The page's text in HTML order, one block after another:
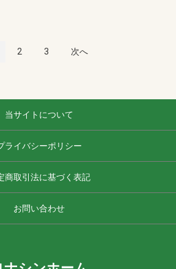
2 3 次へ
当サイトについて
ライバシーポリシー
商取引法に基づく表記
お問い合わせ